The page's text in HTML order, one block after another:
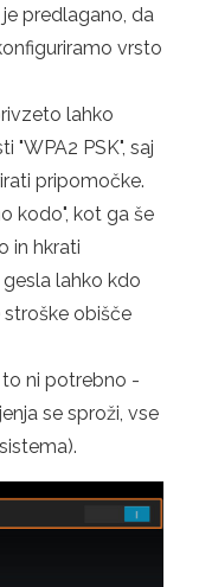
predlagano, da
vrsto
lahko
"WPA2 PSK", saj
pripomočke.
kodo", kot ga še
in hkrati
lahko kdo
obišče
ni potrebno -
se sproži, vse